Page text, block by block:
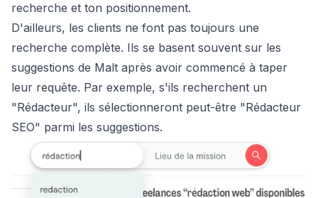
recherche et ton positionnement.
D'ailleurs, les clients ne font pas toujours une
recherche complète. Ils se basent souvent sur les
suggestions de Malt après avoir commencé à taper
leur requête. Par exemple, s'ils recherchent un
"Rédacteur", ils sélectionneront peut-être "Rédacteur
SEO" parmi les suggestions.